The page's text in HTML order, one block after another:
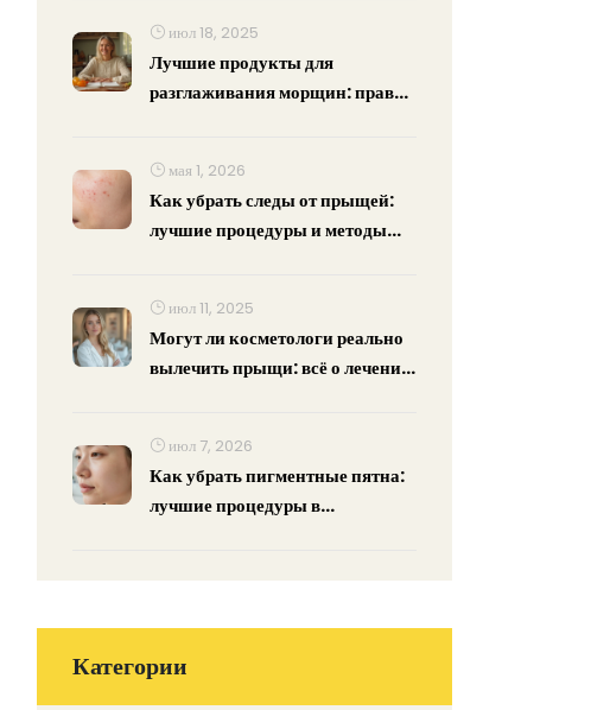
июл 18, 2025
Лучшие продукты для
разглаживания морщин: правда
мая 1, 2026
Как убрать следы от прыщей:
лучшие процедуры и методы
июл 11, 2025
Могут ли косметологи реально
вылечить прыщи: всё о лечении
июл 7, 2026
Как убрать пигментные пятна:
лучшие процедуры в
Категории